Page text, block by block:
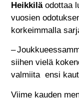
Heikkiläodottaa
vuosien
korkeimmalla
–
siihen vielä
valmiita ensi
Viime kauden